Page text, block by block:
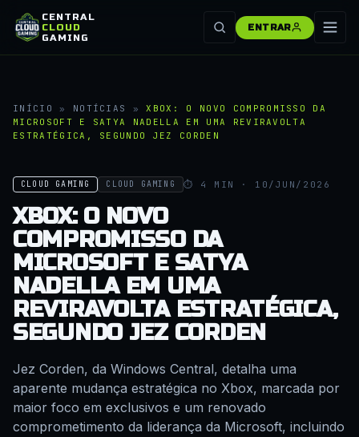
CENTRAL
CLOUD
GAMING
ENTRAR
INÍCIO » NOTÍCIAS »XBOX: O NOVO COMPROMISSO DA
MICROSOFT E SATYA NADELLA EM UMA REVIRAVOLTA
ESTRATÉGICA, SEGUNDO JEZ CORDEN
CLOUD GAMING CLOUD GAMING ⏱ 4 MIN · 10/JUN/2026
XBOX: O NOVO
COMPROMISSO DA
MICROSOFT E SATYA
NADELLA EM UMA
REVIRAVOLTA ESTRATÉGICA,
SEGUNDO JEZ CORDEN
Jez Corden, da Windows Central, detalha uma
aparente mudança estratégica no Xbox, marcada por
maior foco em exclusivos e um renovado
comprometimento da liderança da Microsoft, incluindo